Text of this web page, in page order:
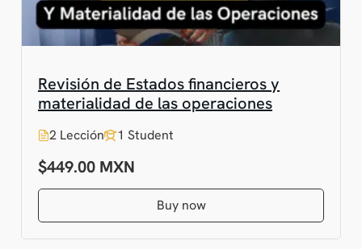
Revisión de Estados financieros y
materialidad de las operaciones
2 Lección 1 Student
$449.00
Buy now